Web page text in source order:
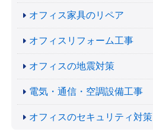
オフィス家具のリペア
オフィスリフォーム工事
オフィスの地震対策
電気・通信・空調設備工事
オフィスのセキュリティ対策